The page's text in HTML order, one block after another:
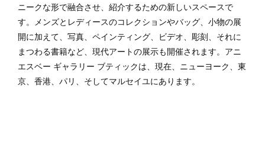
ニークな形で融合させ、紹介するための新しいスペースで
す。メンズとレディースのコレクションやバッグ、小物の展
開に加えて、写真、ペインティング、ビデオ、彫刻、それに
まつわる書籍など、現代アートの展示も開催されます。アニ
エスベー ギャラリー ブティックは、現在、ニューヨーク、東
京、香港、パリ、そしてマルセイユにあります。